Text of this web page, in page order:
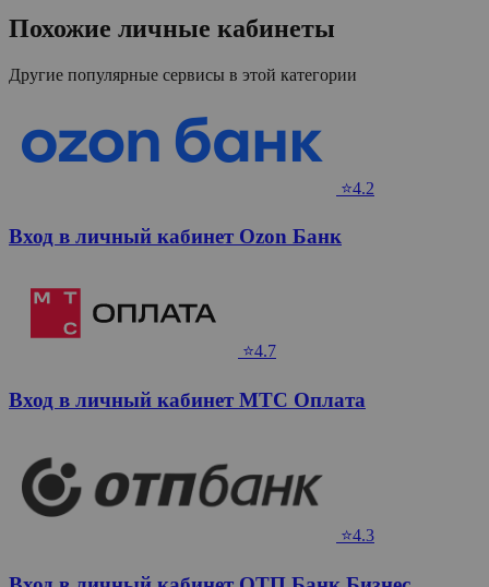
Похожие личные кабинеты
Другие популярные сервисы в этой категории
⭐4.2
Вход в личный кабинет Ozon Банк
⭐4.7
Вход в личный кабинет МТС Оплата
⭐4.3